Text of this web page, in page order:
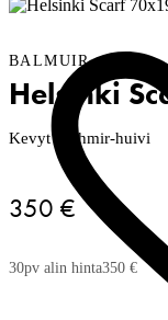
BALMUIR
Helsinki
Kevyt kashmir-huivi
350 €
30pv alin hinta350 €